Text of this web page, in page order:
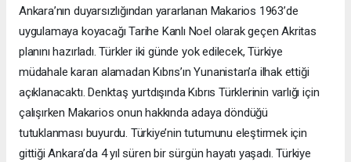
Ankara’nın duyarsızlığından yararlanan Makarios 1963’de
uygulamaya koyacağı Tarihe Kanlı Noel olarak geçen Akritas
planını hazırladı. Türkler iki günde yok edilecek, Türkiye
müdahale kararı alamadan Kıbrıs’ın Yunanistan’a ilhak ettiği
açıklanacaktı. Denktaş yurtdışında Kıbrıs Türklerinin varlığı için
çalışırken Makarios onun hakkında adaya döndüğü
tutuklanması buyurdu. Türkiye’nin tutumunu eleştirmek için
gittiği Ankara’da 4 yıl süren bir sürgün hayatı yaşadı. Türkiye